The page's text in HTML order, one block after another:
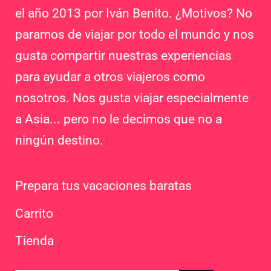
el año 2013 por Iván Benito. ¿Motivos? No
paramos de viajar por todo el mundo y nos
gusta compartir nuestras experiencias
para ayudar a otros viajeros como
nosotros. Nos gusta viajar especialmente
a Asia... pero no le decimos que no a
ningún destino.
Prepara tus vacaciones baratas
Carrito
Tienda